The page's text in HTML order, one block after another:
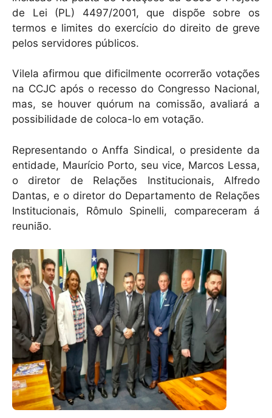
de Lei (PL) 4497/2001, que dispõe sobre os
termos e limites do exercício do direito de greve
pelos servidores públicos.
Vilela afirmou que dificilmente ocorrerão votações
na CCJC após o recesso do Congresso Nacional,
mas, se houver quórum na comissão, avaliará a
possibilidade de coloca-lo em votação.
Representando o Anffa Sindical, o presidente da
entidade, Maurício Porto, seu vice, Marcos Lessa,
o diretor de Relações Institucionais, Alfredo
Dantas, e o diretor do Departamento de Relações
Institucionais, Rômulo Spinelli, compareceram á
reunião.